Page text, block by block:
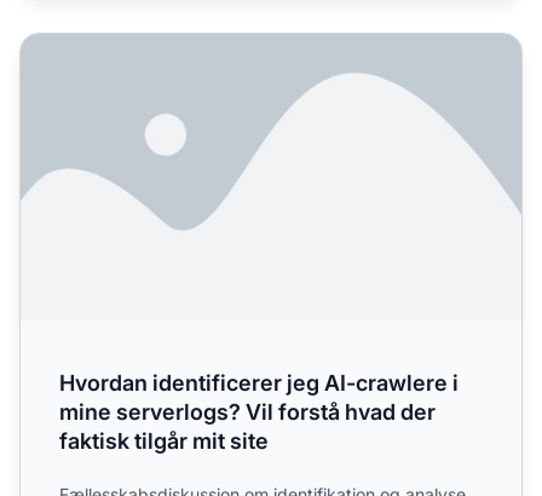
Hvordan identificerer jeg AI-crawlere i mine serverlogs?
Hvordan identificerer jeg AI-crawlere i
mine serverlogs? Vil forstå hvad der
faktisk tilgår mit site